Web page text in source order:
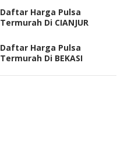
Daftar Harga Pulsa
Termurah Di CIANJUR
Daftar Harga Pulsa
Termurah Di BEKASI